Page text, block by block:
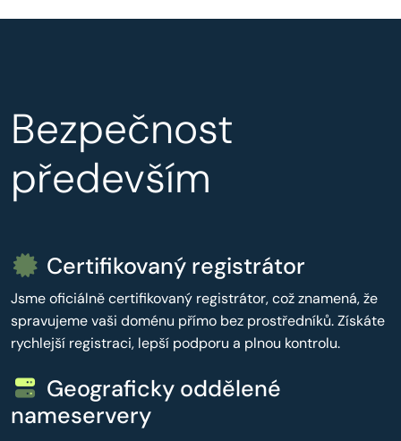
Bezpečnost
především
Certifikovaný registrátor
Jsme oficiálně certifikovaný registrátor, což znamená, že
spravujeme vaši doménu přímo bez prostředníků. Získáte
rychlejší registraci, lepší podporu a plnou kontrolu.
Geograficky oddělené
nameservery